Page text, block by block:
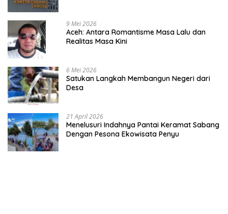
9 Mei 2026
Aceh: Antara Romantisme Masa Lalu dan
Realitas Masa Kini
6 Mei 2026
Satukan Langkah Membangun Negeri dari
Desa
21 April 2026
Menelusuri Indahnya Pantai Keramat Sabang
Dengan Pesona Ekowisata Penyu